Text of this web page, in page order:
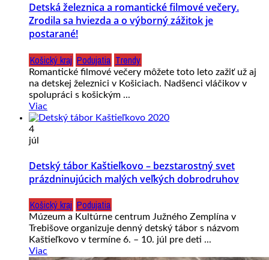
Detská železnica a romantické filmové večery.
Zrodila sa hviezda a o výborný zážitok je
postarané!
Košický kraj Podujatia Trendy
Romantické filmové večery môžete toto leto zažiť už aj
na detskej železnici v Košiciach. Nadšenci vláčikov v
spolupráci s košickým ...
Viac
4
júl
Detský tábor Kaštieľkovo – bezstarostný svet
prázdninujúcich malých veľkých dobrodruhov
Košický kraj Podujatia
Múzeum a Kultúrne centrum Južného Zemplína v
Trebišove organizuje denný detský tábor s názvom
Kaštieľkovo v termíne 6. – 10. júl pre deti ...
Viac